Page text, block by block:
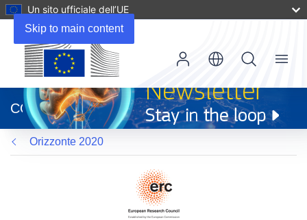
Skip to main content
Un sito ufficiale dell’UE
apre
in
una
nuova
finestra)
CORDIS
Menu
Orizzonte 2020